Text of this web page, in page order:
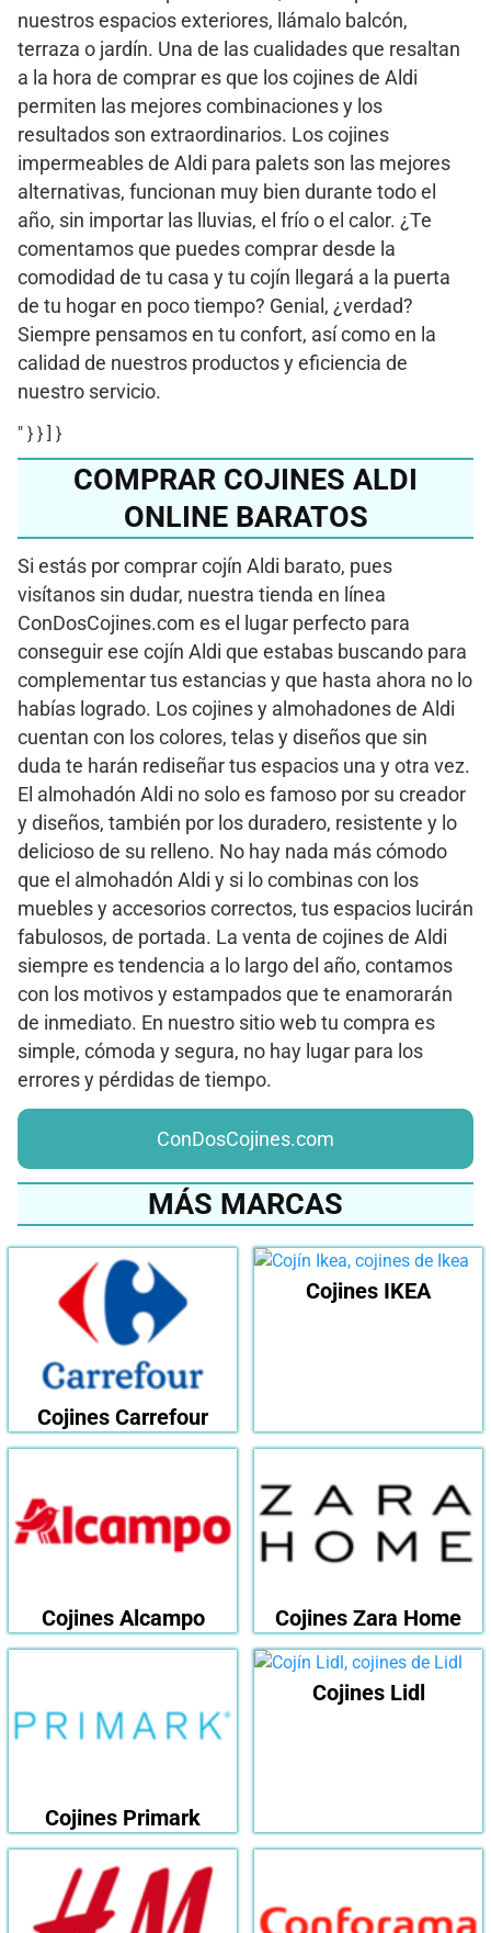
nuestros espacios exteriores, llámalo balcón,
terraza o jardín. Una de las cualidades que resaltan
a la hora de comprar es que los cojines de Aldi
permiten las mejores combinaciones y los
resultados son extraordinarios. Los cojines
impermeables de Aldi para palets son las mejores
alternativas, funcionan muy bien durante todo el
año, sin importar las lluvias, el frío o el calor. ¿Te
comentamos que puedes comprar desde la
comodidad de tu casa y tu cojín llegará a la puerta
de tu hogar en poco tiempo? Genial, ¿verdad?
Siempre pensamos en tu confort, así como en la
calidad de nuestros productos y eficiencia de
nuestro servicio.
" } } ] }
COMPRAR COJINES ALDI
ONLINE BARATOS
Si estás por comprar cojín Aldi barato, pues
visítanos sin dudar, nuestra tienda en línea
ConDosCojines.com es el lugar perfecto para
conseguir ese cojín Aldi que estabas buscando para
complementar tus estancias y que hasta ahora no lo
habías logrado. Los cojines y almohadones de Aldi
cuentan con los colores, telas y diseños que sin
duda te harán rediseñar tus espacios una y otra vez.
El almohadón Aldi no solo es famoso por su creador
y diseños, también por los duradero, resistente y lo
delicioso de su relleno. No hay nada más cómodo
que el almohadón Aldi y si lo combinas con los
muebles y accesorios correctos, tus espacios lucirán
fabulosos, de portada. La venta de cojines de Aldi
siempre es tendencia a lo largo del año, contamos
con los motivos y estampados que te enamorarán
de inmediato. En nuestro sitio web tu compra es
simple, cómoda y segura, no hay lugar para los
errores y pérdidas de tiempo.
ConDosCojines.com
MÁS MARCAS
Cojines Carrefour
Cojines IKEA
Cojines Alcampo Cojines Zara Home
Cojines Primark
Cojines Lidl